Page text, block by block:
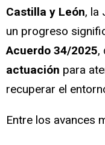
Castilla y León, la
un progreso
Acuerdo 34/2025,
actuación para
recuperar el
Entre los avances